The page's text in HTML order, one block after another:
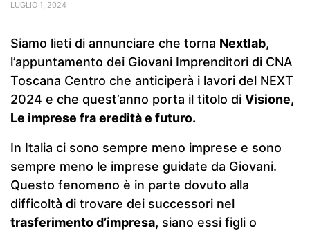
LUGLIO 1, 2024
Siamo lieti di annunciare che torna Nextlab,
l’appuntamento dei Giovani Imprenditori di CNA
Toscana Centro che anticiperà i lavori del NEXT
2024 e che quest’anno porta il titolo di Visione,
Le imprese fra eredità e futuro.
In Italia ci sono sempre meno imprese e sono
sempre meno le imprese guidate da Giovani.
Questo fenomeno è in parte dovuto alla
difficoltà di trovare dei successori nel
trasferimento d’impresa, siano essi figli o